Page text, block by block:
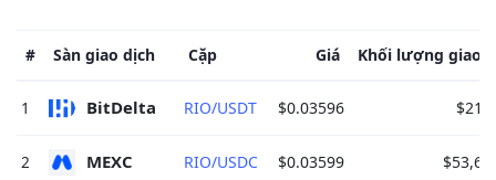
# Sàn giao dịch Cặp Giá Khối lượng giao
1 BitDelta RIO/USDT $0.03596
2 MEXC RIO/USDC $0.03599